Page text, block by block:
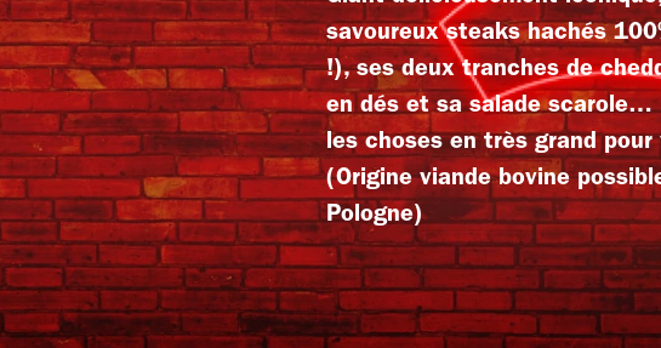
savoureux steaks hachés
!), ses deux tranches de
en dés et sa salade scarole…
les choses en très grand pour
(Origine viande bovine
Pologne)